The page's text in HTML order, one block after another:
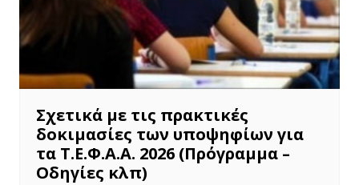
Σχετικά με τις πρακτικές
δοκιμασίες των υποψηφίων για
τα Τ.Ε.Φ.Α.Α. 2026 (Πρόγραμμα –
Οδηγίες κλπ)